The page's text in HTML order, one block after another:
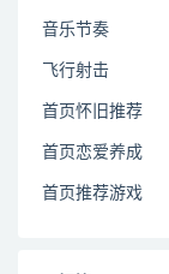
音乐节奏
飞行射击
首页怀旧推荐
首页恋爱养成
首页推荐游戏